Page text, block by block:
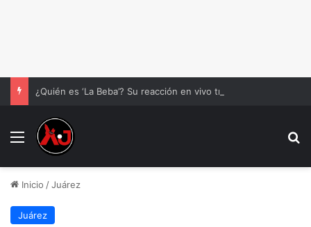
Menu
Inicio /Juárez
Juárez